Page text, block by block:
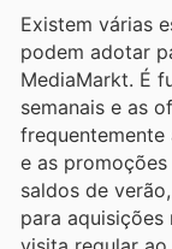
Existem várias
podem adotar
MediaMarkt. É
semanais e as
frequentemente
e as
saldos de
para aquisições